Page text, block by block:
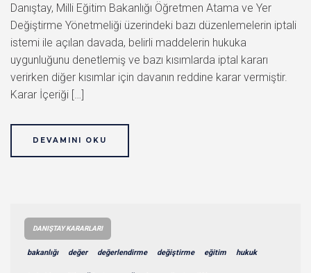
Danıştay, Milli Eğitim Bakanlığı Öğretmen Atama ve Yer
Değiştirme Yönetmeliği üzerindeki bazı düzenlemelerin iptali
istemi ile açılan davada, belirli maddelerin hukuka
uygunluğunu denetlemiş ve bazı kısımlarda iptal kararı
verirken diğer kısımlar için davanın reddine karar vermiştir.
Karar İçeriği […]
DEVAMINI OKU
DANIŞTAY KARARLARI
bakanlığı değer değerlendirme değiştirme eğitim hukuk